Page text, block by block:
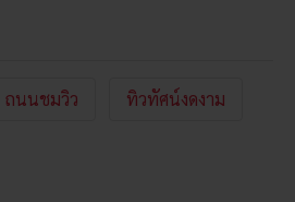
ถนนชมวิว ทิวทัศน์งดงาม